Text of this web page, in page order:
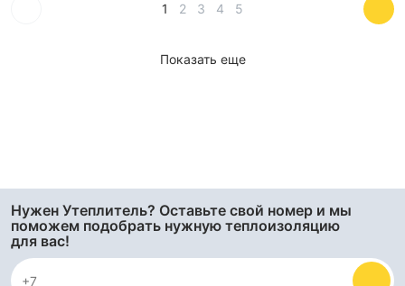
1 2 3 4 5
Показать еще
Нужен Утеплитель? Оставьте свой номер и мы
поможем подобрать нужную теплоизоляцию
для вас!